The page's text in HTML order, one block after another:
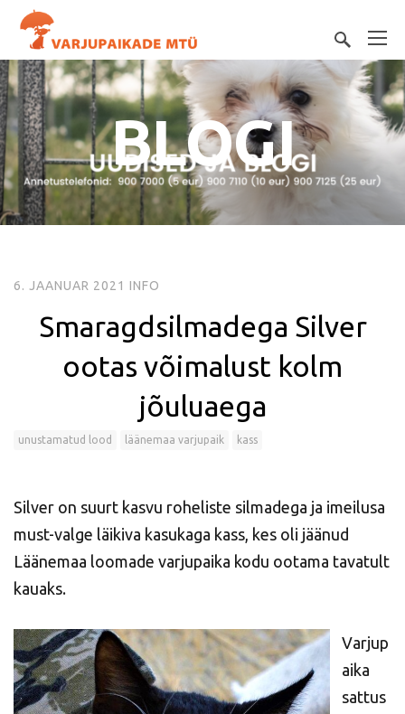
BLOGI
6. JAANUAR 2021 INFO
Smaragdsilmadega Silver
ootas võimalust kolm
jõuluaega
unustamatud lood läänemaa varjupaik kass
Silver on suurt kasvu roheliste silmadega ja imeilusa
must-valge läikiva kasukaga kass, kes oli jäänud
Läänemaa loomade varjupaika kodu ootama tavatult
kauaks.
Varjup
aika
sattus